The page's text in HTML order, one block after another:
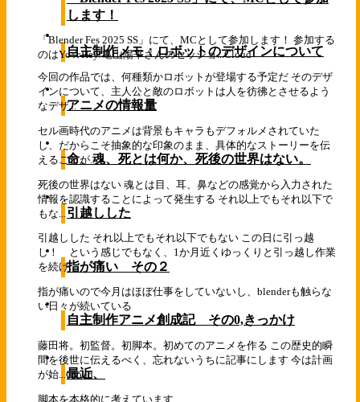
します！
「Blender Fes 2025 SS」にて、MCとして参加します！ 参加する
のはYo☆Hey/亀山陽平さんのセッショ...Cloud
自主制作メモ：ロボットのデザインについて
今回の作品では、何種類かロボットが登場する予定だ そのデザ
インについて、主人公と敵のロボットは人を彷彿とさせるよう
なデザ...アニメの情報量
セル画時代のアニメは背景もキャラもデフォルメされていた
し、だからこそ抽象的な印象のまま、具体的なストーリーを伝
えることが...命、魂、死とは何か、死後の世界はない。
死後の世界はない 魂とは目、耳、鼻などの感覚から入力された
情報を認識することによって発生する それ以上でもそれ以下で
もな...
引越しした
引越しした それ以上でもそれ以下でもない この日に引っ越
し！ という感じでもなく、1か月近くゆっくりと引っ越し作業
を続け...指が痛い その２
指が痛いので今月はほぼ仕事をしていないし、blenderも触らな
い日々が続いている
自主制作アニメ創成記 その0,きっかけ
藤田将。初監督。初脚本。初めてのアニメを作る この歴史的瞬
間を後世に伝えるべく、忘れないうちに記事にします 今は計画
が始... Cloud
最近、
脚本を本格的に考えています